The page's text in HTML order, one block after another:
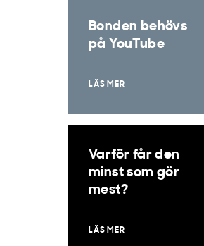
Bonden behövs
på YouTube
LÄS MER
Varför får den
minst som gör
mest?
LÄS MER